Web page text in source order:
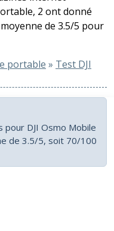
2 ont donné
de 3.5/5 pour
portable » Test DJI
DJI Osmo Mobile
de 3.5/5, soit 70/100